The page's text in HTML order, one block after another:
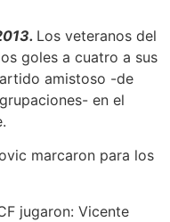
Los veteranos del
goles a cuatro a sus
amistoso -de
en el
marcaron para los
jugaron: Vicente